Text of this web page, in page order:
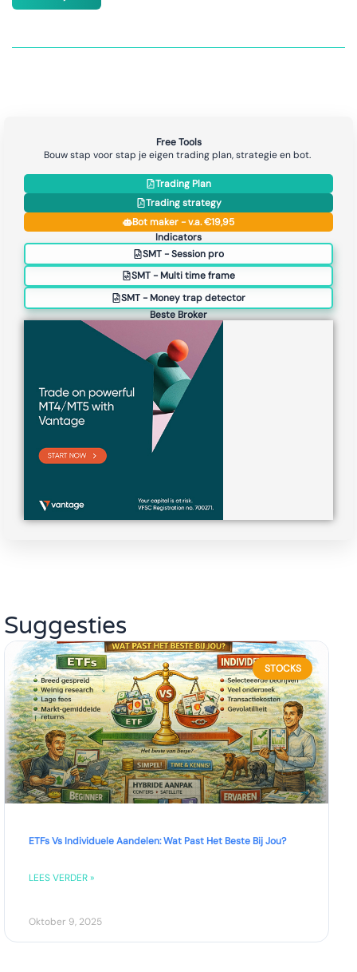
Free Tools
Bouw stap voor stap je eigen trading plan, strategie en bot.
Trading Plan
Trading strategy
Bot maker - v.a. €19,95
Indicators
SMT - Session pro
SMT - Multi time frame
SMT - Money trap detector
Beste Broker
Suggesties
STOCKS
ETFs Vs Individuele Aandelen: Wat Past Het Beste Bij Jou?
LEES VERDER »
Oktober 9, 2025